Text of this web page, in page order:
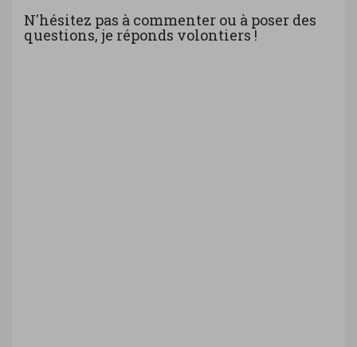
N'hésitez pas à commenter ou à poser des
questions, je réponds volontiers !